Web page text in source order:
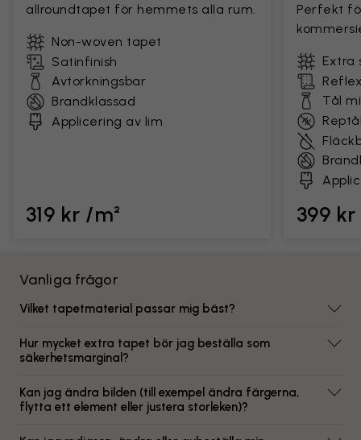
allroundtapet för hemmets alla rum.
Non-woven tapet
Satinfinish
Avtorkningsbar
Brandklassad
Applicering av lim
319 kr /m²
Perfekt
Extra
Tål
399
Vanliga frågor
Vilket tapetmaterial passar mig bäst?
Hur mycket extra tapet bör jag beställa som
säkerhetsmarginal?
Kan jag ändra bilden (till exempel ändra färgerna,
flytta ett element eller justera storleken)?